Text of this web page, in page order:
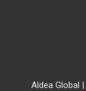
Aldea Global |